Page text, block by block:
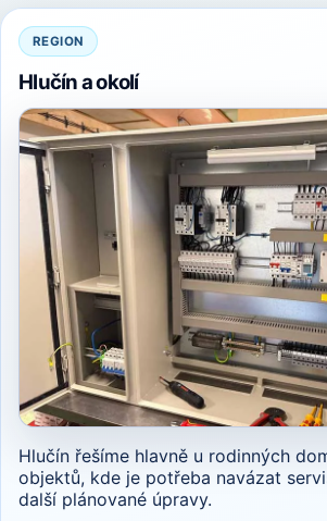
REGION
Hlučín a okolí
Hlučín řešíme hlavně u rodinných
objektů, kde je potřeba navázat
další plánované úpravy.